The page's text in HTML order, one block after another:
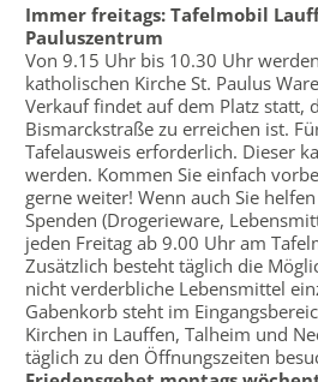
Immer freitags: Tafelmobil
Pauluszentrum
Von 9.15 Uhr bis 10.30 Uhr
katholischen Kirche St. Paulus
Verkauf findet auf dem Platz statt,
Bismarckstraße zu erreichen ist.
Tafelausweis erforderlich. Dieser
werden. Kommen Sie einfach
gerne weiter! Wenn auch Sie
Spenden (Drogerieware,
jeden Freitag ab 9.00 Uhr am
Zusätzlich besteht täglich die
nicht verderbliche Lebensmittel
Gabenkorb steht im
Kirchen in Lauffen, Talheim und
täglich zu den Öffnungszeiten